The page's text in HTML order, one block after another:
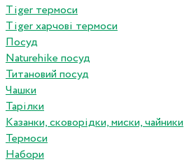
Tiger термоси
Tiger харчові термоси
Посуд
Naturehike посуд
Титановий посуд
Чашки
Тарілки
Казанки, сковорідки, миски, чайники
Термоси
Набори